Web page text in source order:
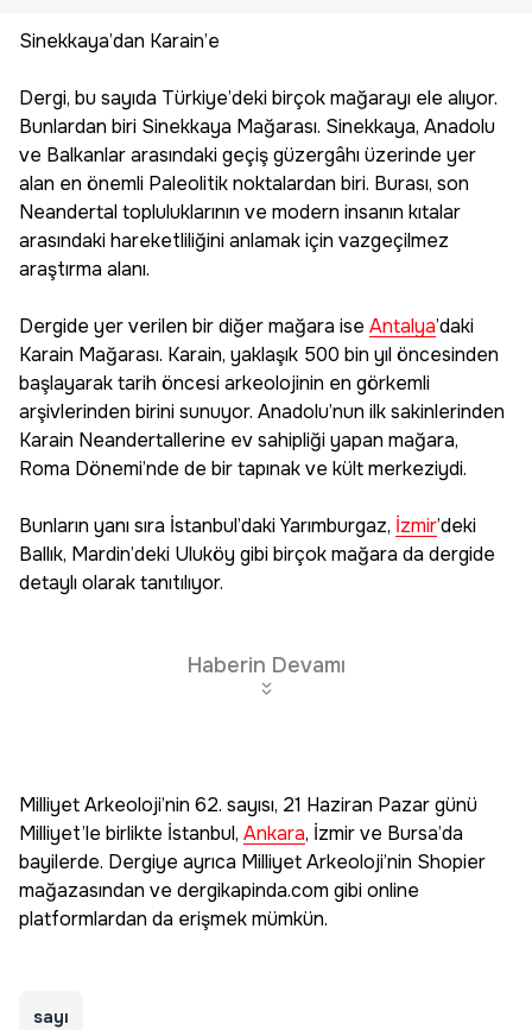
Sinekkaya’dan Karain’e
Dergi, bu sayıda Türkiye’deki birçok mağarayı ele alıyor.
Bunlardan biri Sinekkaya Mağarası. Sinekkaya, Anadolu
ve Balkanlar arasındaki geçiş güzergâhı üzerinde yer
alan en önemli Paleolitik noktalardan biri. Burası, son
Neandertal topluluklarının ve modern insanın kıtalar
arasındaki hareketliliğini anlamak için vazgeçilmez
araştırma alanı.
Dergide yer verilen bir diğer mağara ise Antalya’daki
Karain Mağarası. Karain, yaklaşık 500 bin yıl öncesinden
başlayarak tarih öncesi arkeolojinin en görkemli
arşivlerinden birini sunuyor. Anadolu’nun ilk sakinlerinden
Karain Neandertallerine ev sahipliği yapan mağara,
Roma Dönemi’nde de bir tapınak ve kült merkeziydi.
Bunların yanı sıra İstanbul’daki Yarımburgaz, İzmir’deki
Ballık, Mardin’deki Uluköy gibi birçok mağara da dergide
detaylı olarak tanıtılıyor.
Haberin Devamı
Milliyet Arkeoloji’nin 62. sayısı, 21 Haziran Pazar günü
Milliyet’le birlikte İstanbul, Ankara, İzmir ve Bursa’da
bayilerde. Dergiye ayrıca Milliyet Arkeoloji’nin Shopier
mağazasından ve dergikapinda.com gibi online
platformlardan da erişmek mümkün.
sayı